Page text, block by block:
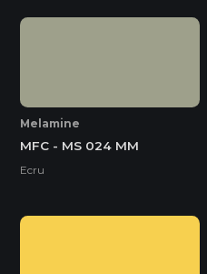
Melamine
MFC - MS 024 MM
Ecru